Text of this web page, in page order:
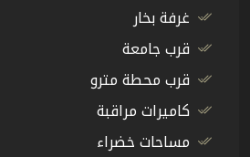
غرفة بخار
قرب جامعة
قرب محطة مترو
كاميرات مراقبة
مساحات خضراء